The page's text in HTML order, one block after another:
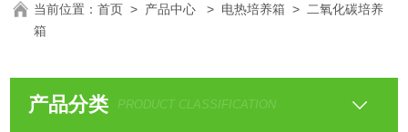
当前位置：首页 > 产品中心 > 电热培养箱 > 二氧化碳培养
箱
产品分类 PRODUCT CLASSIFICATION